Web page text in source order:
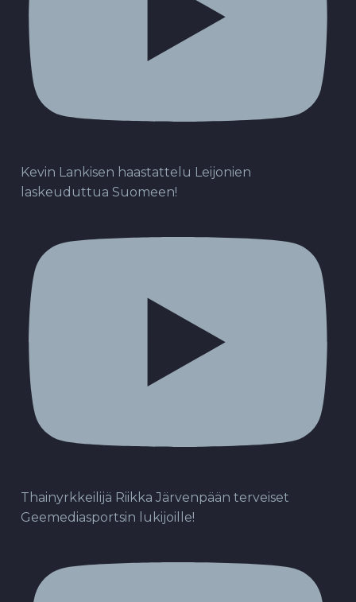
Kevin Lankisen haastattelu Leijonien
laskeuduttua Suomeen!
Thainyrkkeilijä Riikka Järvenpään terveiset
Geemediasportsin lukijoille!